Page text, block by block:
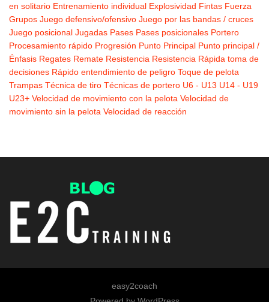
en solitario Entrenamiento individual Explosividad Fintas Fuerza
Grupos Juego defensivo/ofensivo Juego por las bandas / cruces
Juego posicional Jugadas Pases Pases posicionales Portero
Procesamiento rápido Progresión Punto Principal Punto principal /
Énfasis Regates Remate Resistencia Resistencia Rápida toma de
decisiones Rápido entendimiento de peligro Toque de pelota
Trampas Técnica de tiro Técnicas de portero U6 - U13 U14 - U19
U23+ Velocidad de movimiento con la pelota Velocidad de
movimiento sin la pelota Velocidad de reacción
easy2coach